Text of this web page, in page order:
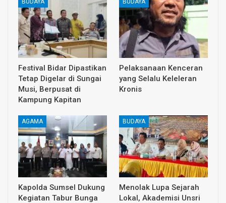
BUDAYA
Festival Bidar Dipastikan
Tetap Digelar di Sungai
Musi, Berpusat di
Kampung Kapitan
BUDAYA
Pelaksanaan Kenceran
yang Selalu Keleleran
Kronis
AGAMA
Kapolda Sumsel Dukung
Kegiatan Tabur Bunga
BUDAYA
Menolak Lupa Sejarah
Lokal, Akademisi Unsri